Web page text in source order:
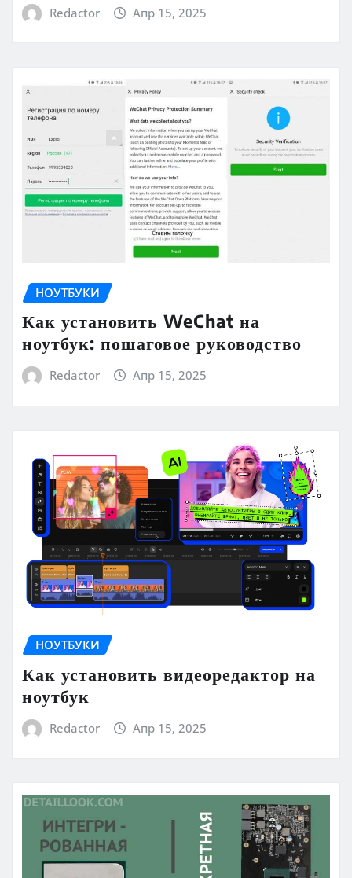
Redactor Апр 15, 2025
НОУТБУКИ
Как установить WeChat на
ноутбук: пошаговое руководство
Redactor Апр 15, 2025
НОУТБУКИ
Как установить видеоредактор на
ноутбук
Redactor Апр 15, 2025